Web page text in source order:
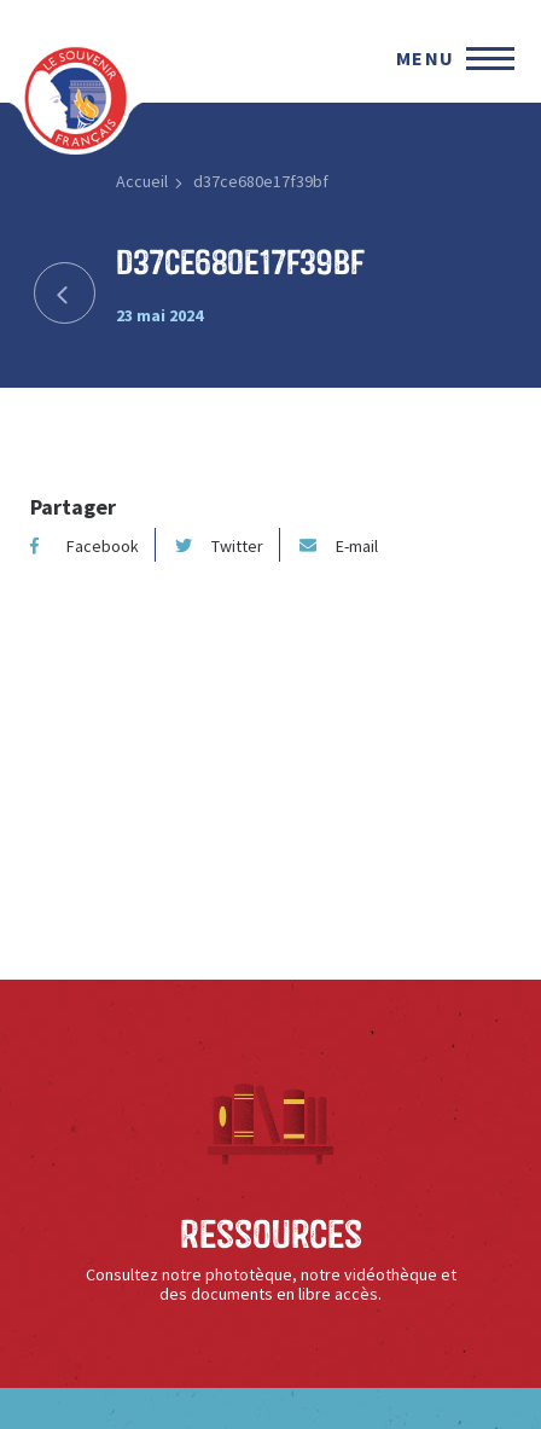
MENU
Accueil d37ce680e17f39bf
d37ce680e17f39bf
23 mai 2024
Partager
Facebook Twitter E-mail
Ressources
Consultez notre phototèque, notre vidéothèque et
des documents en libre accès.